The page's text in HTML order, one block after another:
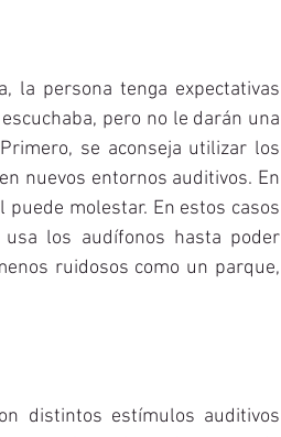
la persona tenga expectativas
pero no le darán una
se aconseja utilizar los
nuevos entornos auditivos. En
molestar. En estos casos
los audífonos hasta poder
ruidosos como un parque,
distintos estímulos auditivos